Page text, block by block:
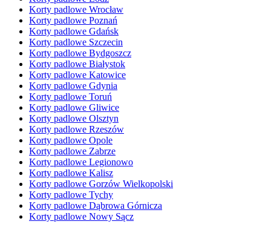
Korty padlowe Wrocław
Korty padlowe Poznań
Korty padlowe Gdańsk
Korty padlowe Szczecin
Korty padlowe Bydgoszcz
Korty padlowe Białystok
Korty padlowe Katowice
Korty padlowe Gdynia
Korty padlowe Toruń
Korty padlowe Gliwice
Korty padlowe Olsztyn
Korty padlowe Rzeszów
Korty padlowe Opole
Korty padlowe Zabrze
Korty padlowe Legionowo
Korty padlowe Kalisz
Korty padlowe Gorzów Wielkopolski
Korty padlowe Tychy
Korty padlowe Dąbrowa Górnicza
Korty padlowe Nowy Sącz